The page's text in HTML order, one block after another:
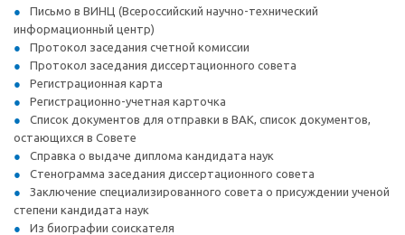
Письмо в ВИНЦ (Всероссийский научно-технический
информационный центр)
Протокол заседания счетной комиссии
Протокол заседания диссертационного совета
Регистрационная карта
Регистрационно-учетная карточка
Список документов для отправки в ВАК, список документов,
остающихся в Совете
Справка о выдаче диплома кандидата наук
Стенограмма заседания диссертационного совета
Заключение специализированного совета о присуждении ученой
степени кандидата наук
Из биографии соискателя